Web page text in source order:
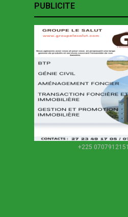
PUBLICITE
+225 0707912151